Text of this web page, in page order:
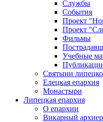
Службы
События
Проект
Проект
Фильмы
Учебные
Святыни
Елецкая епархия
Монастыри
Липецкая епархия
О епархии
Викарный